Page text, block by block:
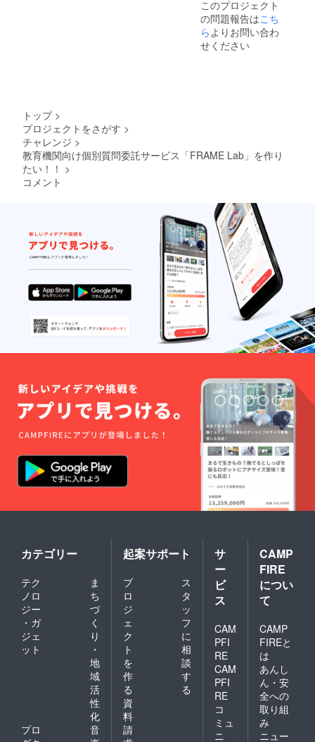
このプロジェクト
の問題報告はこち
らよりお問い合わ
せください
トップ >
プロジェクトをさがす >
チャレンジ >
教育機関向け個別質問委託サービス「FRAME Lab」を作り
たい！！ >
コメント
カテゴリー
テク
ノロ
ジー
・ガ
ジェ
ット
ま
ち
づ
く
り
・
地
域
活
性
化
プロ
音
起案サポート
プ
ロ
ジ
ェ
ク
ト
を
作
る
ス
タ
ッ
フ
に
相
談
す
る
資
料
請
サ
ー
ビ
ス
CAM
PFI
RE
CAM
PFI
RE
コ
ミュ
ニ
CAMP
FIRE
につい
て
CAMP
FIREと
は
あんし
ん・安
全への
取り組
み
ニュー